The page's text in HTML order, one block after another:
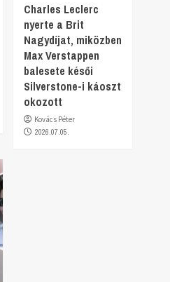
Charles Leclerc
nyerte a Brit
Nagydíjat, miközben
Max Verstappen
balesete késői
Silverstone-i káoszt
okozott
Kovács Péter
2026.07.05.